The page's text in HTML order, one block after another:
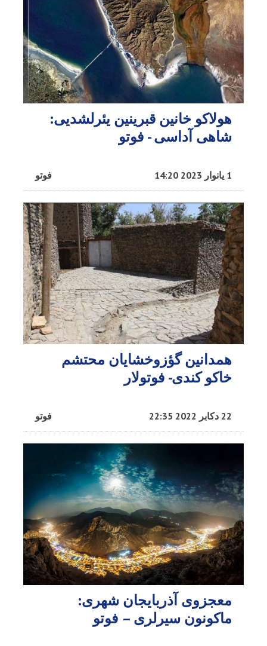
هولاکو خانین قبرینین یئرلشدیی:
شاهی آداسی - فوتو
فوتو 1 یانوار 2023 14:20
همدانین گؤزوخشایان محتشم
خاکو کندی- فوتولار
فوتو 22 دکابر 2022 22:35
معجزوی آذربایجان شهری:
ماکونون سیرلری – فوتو